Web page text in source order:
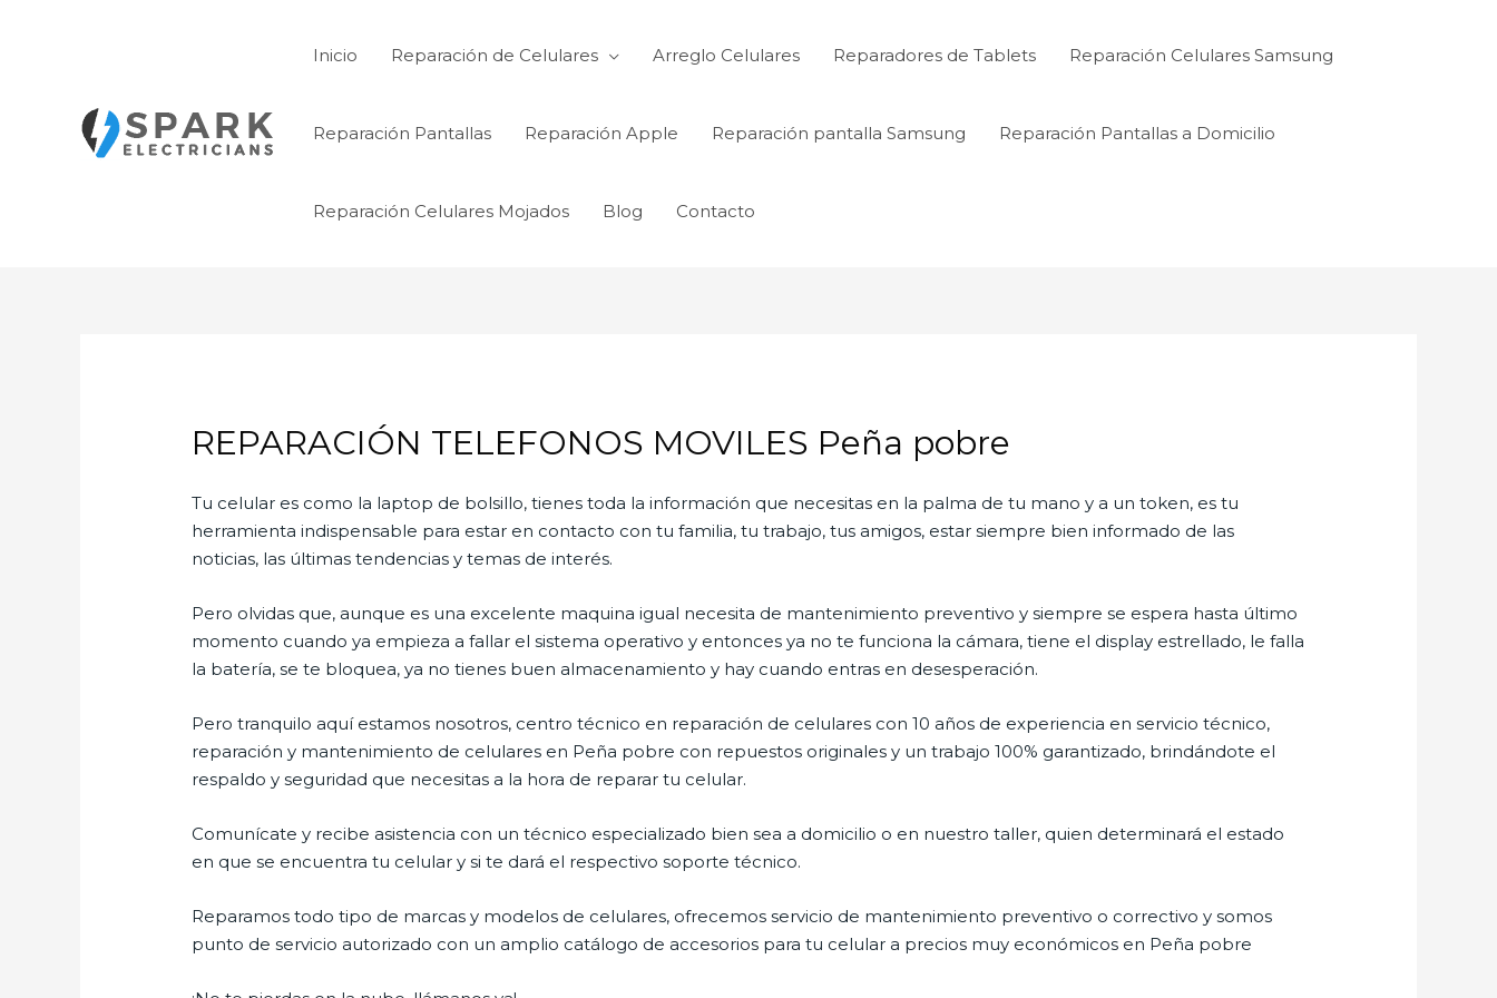
Inicio Reparación de Celulares Arreglo Celulares Reparadores de Tablets Reparación Celulares Samsung
Reparación Pantallas Reparación Apple Reparación pantalla Samsung Reparación Pantallas a Domicilio
Reparación Celulares Mojados Blog Contacto
REPARACIÓN TELEFONOS MOVILES Peña pobre
Tu celular es como la laptop de bolsillo, tienes toda la información que necesitas en la palma de tu mano y a un token, es tu
herramienta indispensable para estar en contacto con tu familia, tu trabajo, tus amigos, estar siempre bien informado de las
noticias, las últimas tendencias y temas de interés.
Pero olvidas que, aunque es una excelente maquina igual necesita de mantenimiento preventivo y siempre se espera hasta último
momento cuando ya empieza a fallar el sistema operativo y entonces ya no te funciona la cámara, tiene el display estrellado, le falla
la batería, se te bloquea, ya no tienes buen almacenamiento y hay cuando entras en desesperación.
Pero tranquilo aquí estamos nosotros, centro técnico en reparación de celulares con 10 años de experiencia en servicio técnico,
reparación y mantenimiento de celulares en Peña pobre con repuestos originales y un trabajo 100% garantizado, brindándote el
respaldo y seguridad que necesitas a la hora de reparar tu celular.
Comunícate y recibe asistencia con un técnico especializado bien sea a domicilio o en nuestro taller, quien determinará el estado
en que se encuentra tu celular y si te dará el respectivo soporte técnico.
Reparamos todo tipo de marcas y modelos de celulares, ofrecemos servicio de mantenimiento preventivo o correctivo y somos
punto de servicio autorizado con un amplio catálogo de accesorios para tu celular a precios muy económicos en Peña pobre